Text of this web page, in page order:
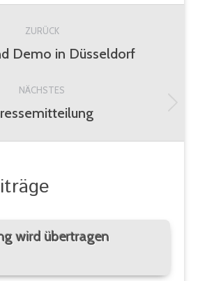
on
Facebook
on
WhatsApp
ZURÜCK
Vorheriger
Demo in Düsseldorf
NÄCHSTES
Nächster
wird übertragen